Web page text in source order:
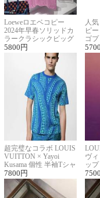
Loeweロエベコピー
2024年早春ソリッドカ
ラークラシックビッグ
ロゴ刺繍Tシャツ
5800 円
人
ピ
ゴ
ーネ
5700
超完璧なコラボ LOUIS
VUITTON × Yayoi
Kusama 個性 半袖Tシャ
ツコピー男女兼用
7800 円
ヴ
ッ
ンニ
7500